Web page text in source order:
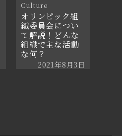
Culture
オリンピック組
織委員会につい
て解説！どんな
組織で主な活動
な何？
2021年8月3日